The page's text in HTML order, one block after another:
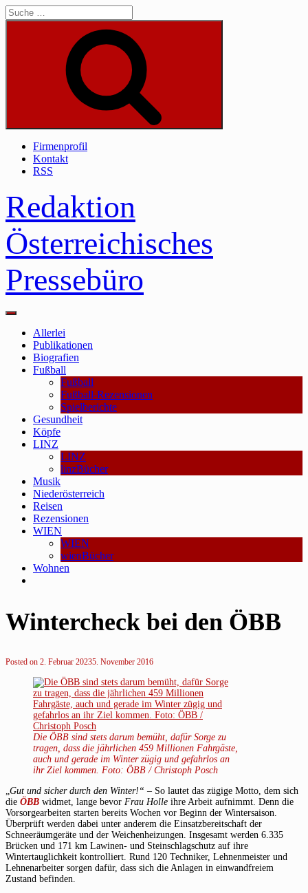
Skip
to
Suche
Firmenprofil
Kontakt
RSS
Redaktion
Österreichisches
Pressebüro
Main
Allerlei
Publikationen
Biografien
Fußball
Fußball
Fußball-Rezensionen
Spielberichte
Gesundheit
Köpfe
LINZ
LINZ
linzBücher
Musik
Niederösterreich
Reisen
Rezensionen
WIEN
WIEN
wienBücher
Wohnen
Wintercheck bei den ÖBB
Posted on 2. Februar 20235. November 2016
Die ÖBB sind stets darum bemüht, dafür Sorge zu
tragen, dass die jährlichen 459 Millionen Fahrgäste,
auch und gerade im Winter zügig und gefahrlos an
ihr Ziel kommen. Foto: ÖBB / Christoph Posch
Gut und sicher durch den Winter!“ – So lautet das zügige Motto, dem sich
die ÖBB widmet, lange bevor Frau Holle ihre Arbeit aufnimmt. Denn die
Vorsorgearbeiten starten bereits Wochen vor Beginn der Wintersaison.
Überprüft werden dabei unter anderem die Einsatzbereitschaft der
Schneeräumgeräte und der Weichenheizungen. Insgesamt werden 6.335
Brücken und 171 km Lawinen- und Steinschlagschutz auf ihre
Wintertauglichkeit kontrolliert. Rund 120 Techniker, Lehnenmeister und
Lehnenarbeiter sorgen dafür, dass sich die Anlagen in einwandfreiem
Zustand befinden.